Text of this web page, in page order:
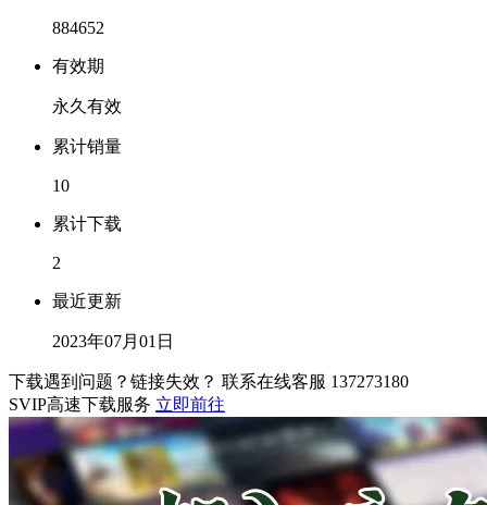
884652
有效期
永久有效
累计销量
10
累计下载
2
最近更新
2023年07月01日
下载遇到问题？链接失效？ 联系在线客服 137273180
SVIP高速下载服务 立即前往